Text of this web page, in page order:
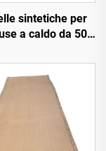
sintetiche per
a caldo da 50
migliorata